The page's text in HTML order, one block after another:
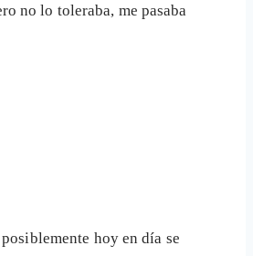
no lo toleraba, me pasaba
hoy en día se